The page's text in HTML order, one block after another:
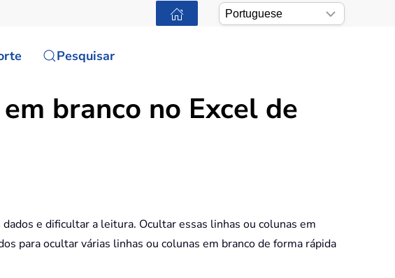
Pesquisar
branco no Excel de
e dificultar a leitura. Ocultar essas linhas ou colunas em
para ocultar várias linhas ou colunas em branco de forma rápida